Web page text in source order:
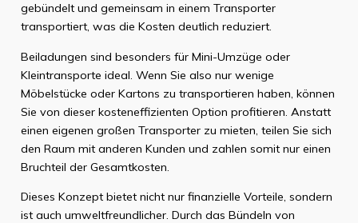
gebündelt und gemeinsam in einem Transporter
transportiert, was die Kosten deutlich reduziert.
Beiladungen sind besonders für Mini-Umzüge oder
Kleintransporte ideal. Wenn Sie also nur wenige
Möbelstücke oder Kartons zu transportieren haben, können
Sie von dieser kosteneffizienten Option profitieren. Anstatt
einen eigenen großen Transporter zu mieten, teilen Sie sich
den Raum mit anderen Kunden und zahlen somit nur einen
Bruchteil der Gesamtkosten.
Dieses Konzept bietet nicht nur finanzielle Vorteile, sondern
ist auch umweltfreundlicher. Durch das Bündeln von